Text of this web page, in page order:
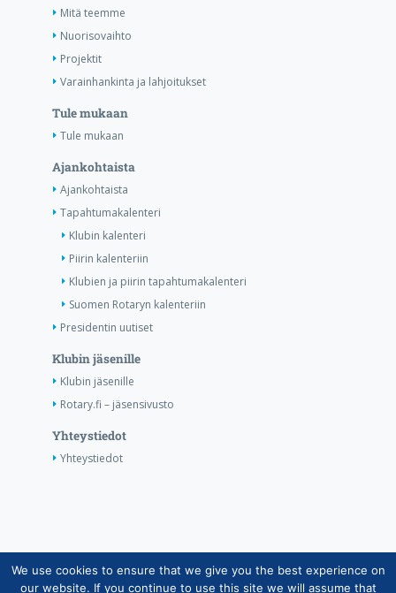
Mitä teemme
Nuorisovaihto
Projektit
Varainhankinta ja lahjoitukset
Tule mukaan
Tule mukaan
Ajankohtaista
Ajankohtaista
Tapahtumakalenteri
Klubin kalenteri
Piirin kalenteriin
Klubien ja piirin tapahtumakalenteri
Suomen Rotaryn kalenteriin
Presidentin uutiset
Klubin jäsenille
Klubin jäsenille
Rotary.fi – jäsensivusto
Yhteystiedot
Yhteystiedot
Copyright © Suomen Rotarypalvelu ry 2026 |
We use cookies to ensure that we give you the best experience on
our website. If you continue to use this site we will assume that